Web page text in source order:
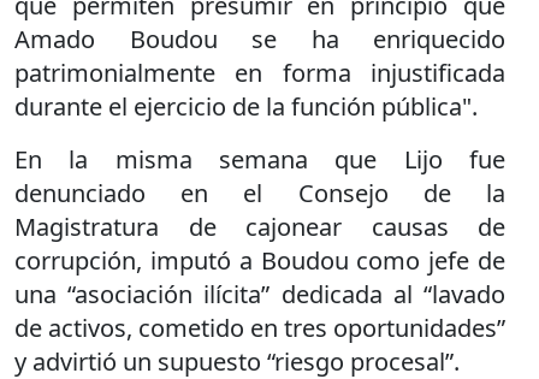
Amado Boudou se ha enriquecido
patrimonialmente en forma injustificada
durante el ejercicio de la función pública".
En la misma semana que Lijo fue
denunciado en el Consejo de la
Magistratura de cajonear causas de
corrupción, imputó a Boudou como jefe de
una “asociación ilícita” dedicada al “lavado
de activos, cometido en tres oportunidades”
y advirtió un supuesto “riesgo procesal”.